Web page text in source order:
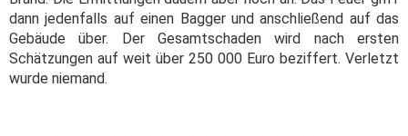
dann jedenfalls auf einen Bagger und anschließend auf das
Gebäude über. Der Gesamtschaden wird nach ersten
Schätzungen auf weit über 250 000 Euro beziffert. Verletzt
wurde niemand.